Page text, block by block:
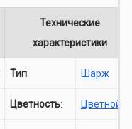
Технические
характеристики
Тип: Шарж
Цветность: Цветной